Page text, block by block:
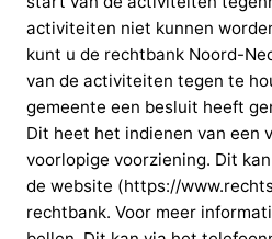
activiteiten niet kunnen
kunt u de rechtbank Noord-
van de activiteiten tegen te
gemeente een besluit heeft
Dit heet het indienen van een
voorlopige voorziening. Dit
de website (https://
rechtbank. Voor meer